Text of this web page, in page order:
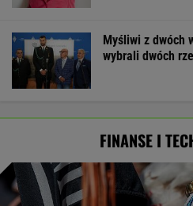
Myśliwi z dwóch
wybrali dwóch
FINANSE I